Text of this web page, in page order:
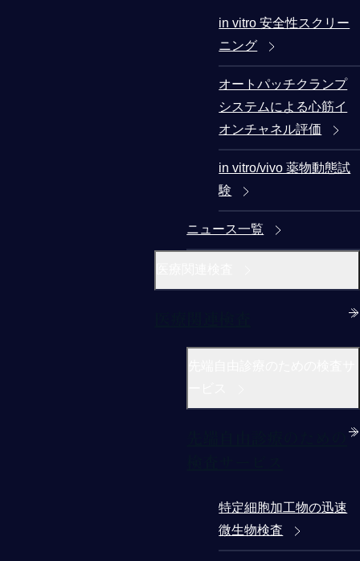
in vitro 安全性スクリー
ニング
オートパッチクランプ
システムによる心筋イ
オンチャネル評価
in vitro/vivo 薬物動態試
験
ニュース一覧
特定細胞加工物の迅速
微生物検査